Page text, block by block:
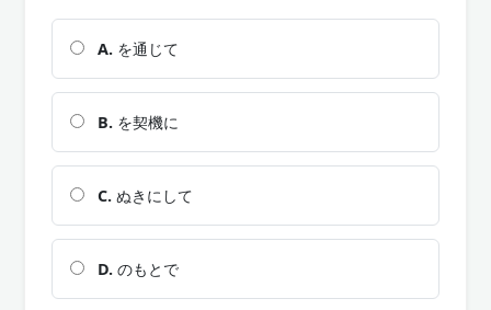
A. を通じて
B. を契機に
C. ぬきにして
D. のもとで